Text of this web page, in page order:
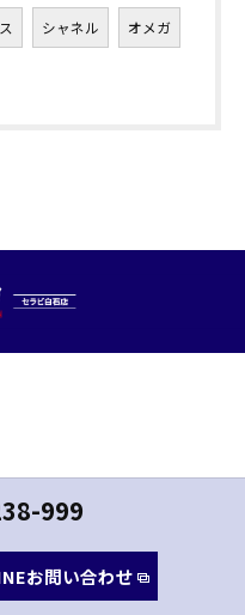
シャネル オメガ
999
お問い合わせ